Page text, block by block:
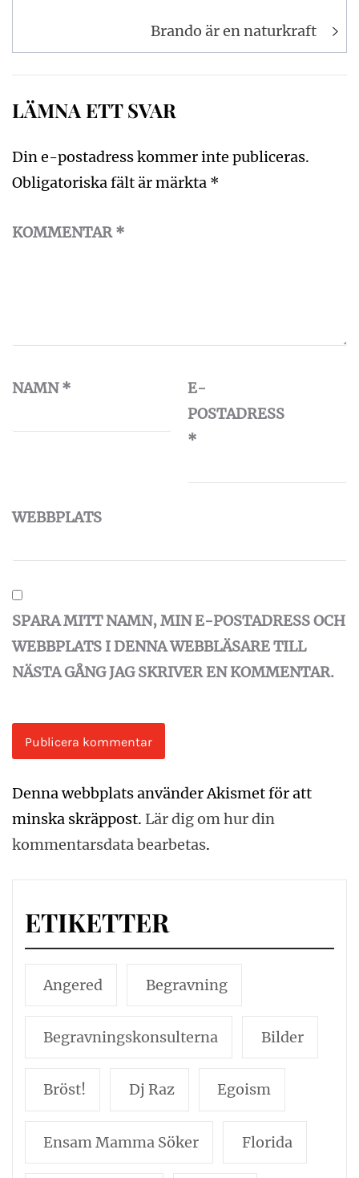
Brando är en naturkraft
LÄMNA ETT SVAR
Din e-postadress kommer inte publiceras.
Obligatoriska fält är märkta *
KOMMENTAR*
NAMN*
E-
POSTADRESS
*
WEBBPLATS
SPARA MITT NAMN, MIN E-POSTADRESS OCH
WEBBPLATS I DENNA WEBBLÄSARE TILL
NÄSTA GÅNG JAG SKRIVER EN KOMMENTAR.
Denna webbplats använder Akismet för att
minska skräppost. Lär dig om hur din
kommentarsdata bearbetas.
ETIKETTER
Angered Begravning
Begravningskonsulterna Bilder
Bröst! Dj Raz Egoism
Ensam Mamma Söker Florida